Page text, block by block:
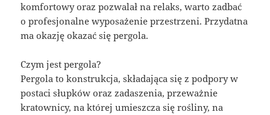
komfortowy oraz pozwalał na relaks, warto zadbać
o profesjonalne wyposażenie przestrzeni. Przydatna
ma okazję okazać się pergola.
Czym jest pergola?
Pergola to konstrukcja, składająca się z podpory w
postaci słupków oraz zadaszenia, przeważnie
kratownicy, na której umieszcza się rośliny, na